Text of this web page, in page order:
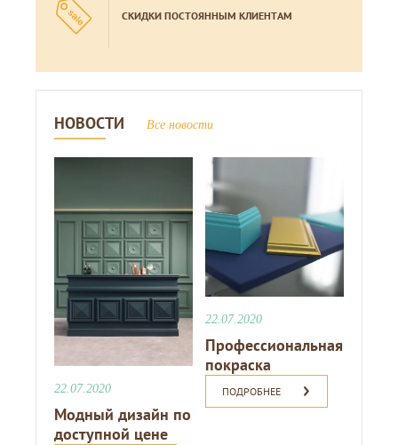
СКИДКИ ПОСТОЯННЫМ КЛИЕНТАМ
НОВОСТИ Все новости
22.07.2020
Модный дизайн по
доступной цене
22.07.2020
Профессиональная
покраска
ПОДРОБНЕЕ